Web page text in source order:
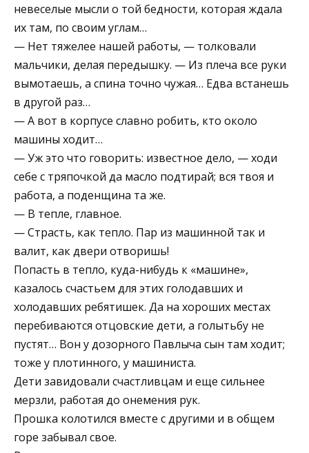
невеселые мысли о той бедности, которая ждала
их там, по своим углам…
— Нет тяжелее нашей работы, — толковали
мальчики, делая передышку. — Из плеча все руки
вымотаешь, а спина точно чужая… Едва встанешь
в другой раз…
— А вот в корпусе славно робить, кто около
машины ходит…
— Уж это что говорить: известное дело, — ходи
себе с тряпочкой да масло подтирай; вся твоя и
работа, а поденщина та же.
— В тепле, главное.
— Страсть, как тепло. Пар из машинной так и
валит, как двери отворишь!
Попасть в тепло, куда-нибудь к «машине»,
казалось счастьем для этих голодавших и
холодавших ребятишек. Да на хороших местах
перебиваются отцовские дети, а голытьбу не
пустят… Вон у дозорного Павлыча сын там ходит;
тоже у плотинного, у машиниста.
Дети завидовали счастливцам и еще сильнее
мерзли, работая до онемения рук.
Прошка колотился вместе с другими и в общем
горе забывал свое.